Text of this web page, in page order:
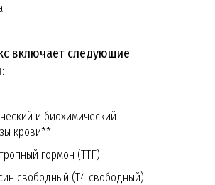
включает следующие
и биохимический
крови**
гормон (ТТГ)
свободный (Т4 свободный)